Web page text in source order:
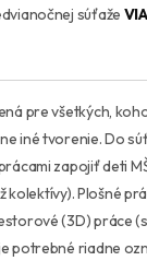
súťaže
pre všetkých,
iné tvorenie. Do
zapojiť deti
Plošné
(3D) práce
potrebné riadne